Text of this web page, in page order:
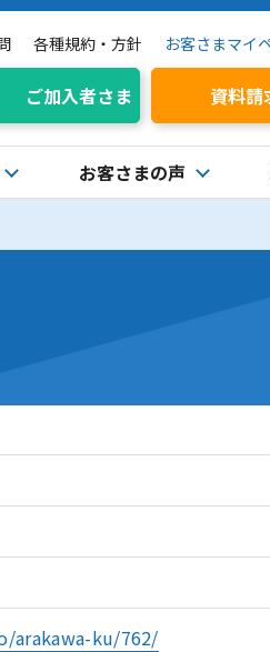
各種規約・方針 お客さまマイ
ご加入者さま 資料請
お客さまの声
arakawa-ku/762/